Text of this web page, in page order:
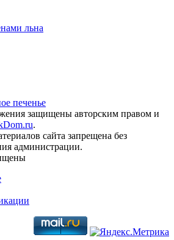
льна
печенье
защищены авторским правом и
.
сайта запрещена без
администрации.